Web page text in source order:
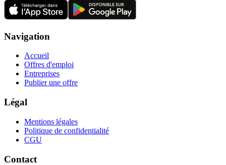
Navigation
Accueil
Offres d'emploi
Entreprises
Publier une offre
Légal
Mentions légales
Politique de confidentialité
CGU
Contact